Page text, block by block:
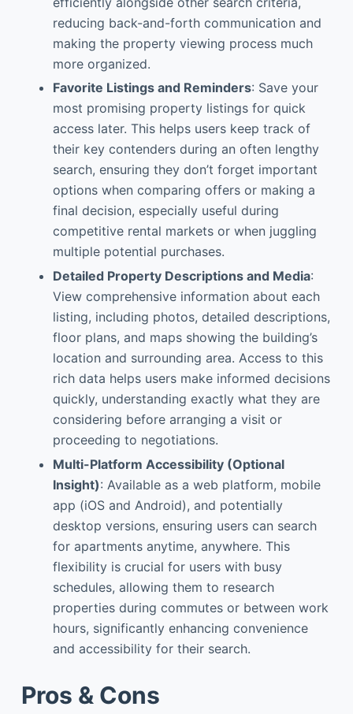
reducing back-and-forth communication and
making the property viewing process much
more organized.
Favorite Listings and Reminders: Save your
most promising property listings for quick
access later. This helps users keep track of
their key contenders during an often lengthy
search, ensuring they don’t forget important
options when comparing offers or making a
final decision, especially useful during
competitive rental markets or when juggling
multiple potential purchases.
Detailed Property Descriptions and Media:
View comprehensive information about each
listing, including photos, detailed descriptions,
floor plans, and maps showing the building’s
location and surrounding area. Access to this
rich data helps users make informed decisions
quickly, understanding exactly what they are
considering before arranging a visit or
proceeding to negotiations.
Multi-Platform Accessibility (Optional
Insight): Available as a web platform, mobile
app (iOS and Android), and potentially
desktop versions, ensuring users can search
for apartments anytime, anywhere. This
flexibility is crucial for users with busy
schedules, allowing them to research
properties during commutes or between work
hours, significantly enhancing convenience
and accessibility for their search.
Pros & Cons